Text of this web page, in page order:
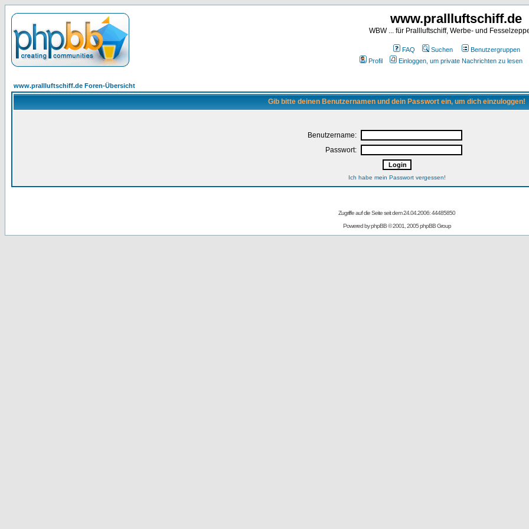
www.prallluftschiff.de
WBW ... für Prallluftschiff, Werbe- und
FAQ Suchen
Benutzergruppen
Profil
Einloggen, um private Nachrichten zu lesen
www.prallluftschiff.de Foren-Übersicht
Gib bitte deinen Benutzernamen und dein Passwort ein, um dich einzuloggen!
Benutzername:
Passwort:
Ich habe mein Passwort vergessen!
Zugriffe auf die Seite seit dem 24.04.2006: 44485850
Powered byphpBB© 2001, 2005 phpBB Group